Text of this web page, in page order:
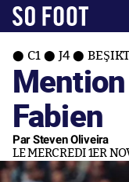
C1 J4
Fabien
Par Steven Oliveira
LE MERCREDI 1ER